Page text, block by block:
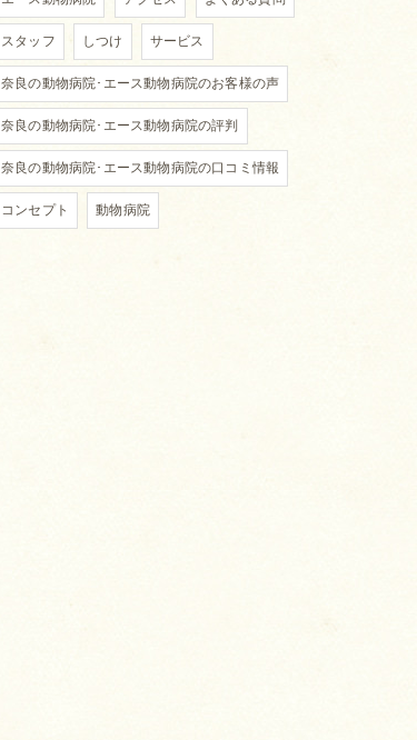
スタッフ
しつけ
サービス
奈良の動物病院･エース動物病院のお客様の声
奈良の動物病院･エース動物病院の評判
奈良の動物病院･エース動物病院の口コミ情報
コンセプト
動物病院